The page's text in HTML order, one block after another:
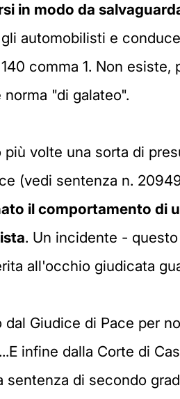
in modo da
automobilisti e
comma 1. Non
"di galateo".
più volte una sorta di
(vedi sentenza n.
il comportamento di
. Un incidente -
all'occhio giudicata
Giudice di Pace per
infine dalla Corte di
di secondo